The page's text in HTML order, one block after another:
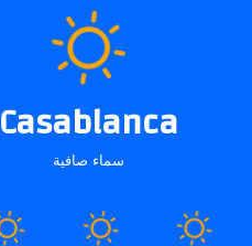
Casablanca
سماء صافية